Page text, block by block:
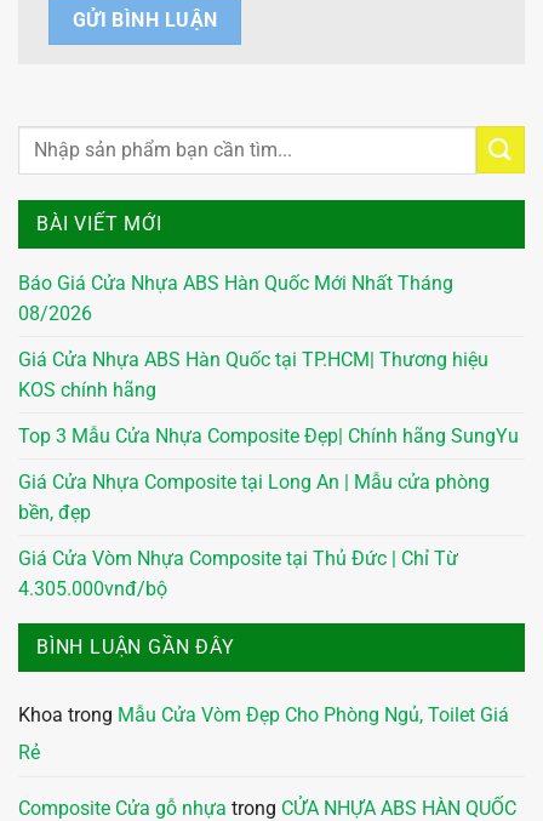
BÀI VIẾT MỚI
Báo Giá Cửa Nhựa ABS Hàn Quốc Mới Nhất Tháng
08/2026
Giá Cửa Nhựa ABS Hàn Quốc tại TP.HCM| Thương hiệu
KOS chính hãng
Top 3 Mẫu Cửa Nhựa Composite Đẹp| Chính hãng SungYu
Giá Cửa Nhựa Composite tại Long An | Mẫu cửa phòng
bền, đẹp
Giá Cửa Vòm Nhựa Composite tại Thủ Đức | Chỉ Từ
4.305.000vnđ/bộ
BÌNH LUẬN GẦN ĐÂY
Khoa trong Mẫu Cửa Vòm Đẹp Cho Phòng Ngủ, Toilet Giá
Rẻ
Composite Cửa gỗ nhựa trong CỬA NHỰA ABS HÀN QUỐC